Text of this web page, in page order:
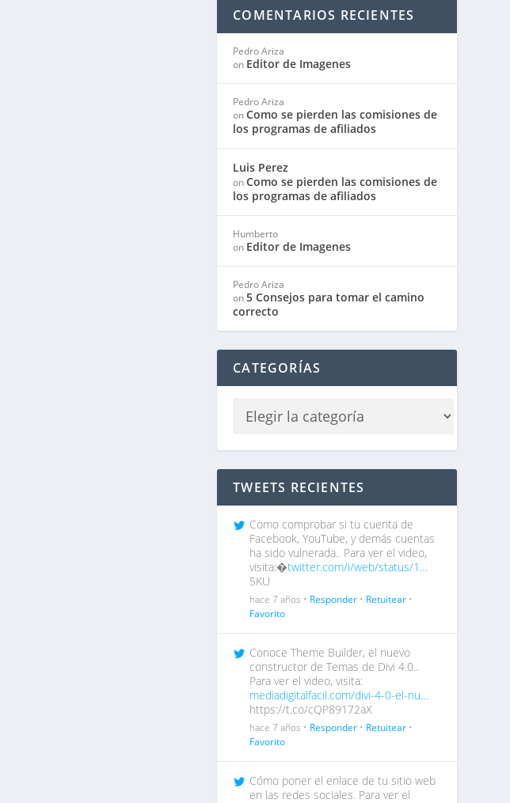
COMENTARIOS RECIENTES
Pedro Ariza
on Editor de Imagenes
Pedro Ariza
onComo se pierden las comisiones de
los programas de afiliados
Luis Perez
onComo se pierden las comisiones de
los programas de afiliados
Humberto
on Editor de Imagenes
Pedro Ariza
on5 Consejos para tomar el camino
correcto
CATEGORÍAS
TWEETS RECIENTES
Como comprobar si tu cuenta de
Facebook, YouTube, y demás cuentas
ha sido vulnerada.. Para ver el video,
visita:�twitter.com/i/web/status/1…
5KU
hace 7 años • Responder • Retuitear •
Favorito
Conoce Theme Builder, el nuevo
constructor de Temas de Divi 4.0..
Para ver el video, visita:
mediadigitalfacil.com/divi-4-0-el-nu…
https://t.co/cQP89172aX
hace 7 años • Responder • Retuitear •
Favorito
Cómo poner el enlace de tu sitio web
en las redes sociales. Para ver el